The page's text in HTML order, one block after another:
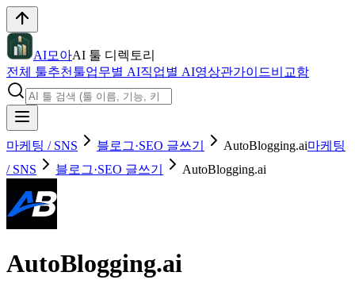
AI모아AI 툴 디렉토리
전체 툴추천툴업무별 AI직업별 AI영상관가이드비교함
마케팅 / SNS 블로그·SEO 글쓰기 AutoBlogging.ai마케팅
/ SNS
블로그·SEO 글쓰기 AutoBlogging.ai
AutoBlogging.ai